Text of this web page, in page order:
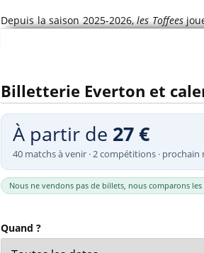
Billets Eredivisie Pays-Bas
Munich
Depuis la saison 2025-2026,les Toffees
places. Adieu donc au vétuste mais
Billetterie Everton et
À partir de 27 €
40 matchs à venir · 2 compétitions ·
Nous ne vendons pas de billets, nous comparons
Quand ?